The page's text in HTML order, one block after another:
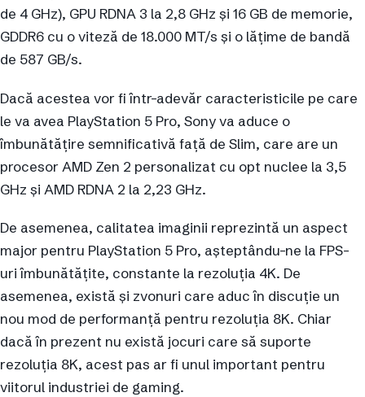
de 4 GHz), GPU RDNA 3 la 2,8 GHz și 16 GB de memorie,
GDDR6 cu o viteză de 18.000 MT/s și o lățime de bandă
de 587 GB/s.
Dacă acestea vor fi într-adevăr caracteristicile pe care
le va avea PlayStation 5 Pro, Sony va aduce o
îmbunătățire semnificativă față de Slim, care are un
procesor AMD Zen 2 personalizat cu opt nuclee la 3,5
GHz și AMD RDNA 2 la 2,23 GHz.
De asemenea, calitatea imaginii reprezintă un aspect
major pentru PlayStation 5 Pro, așteptându-ne la FPS-
uri îmbunătățite, constante la rezoluția 4K. De
asemenea, există și zvonuri care aduc în discuție un
nou mod de performanță pentru rezoluția 8K. Chiar
dacă în prezent nu există jocuri care să suporte
rezoluția 8K, acest pas ar fi unul important pentru
viitorul industriei de gaming.